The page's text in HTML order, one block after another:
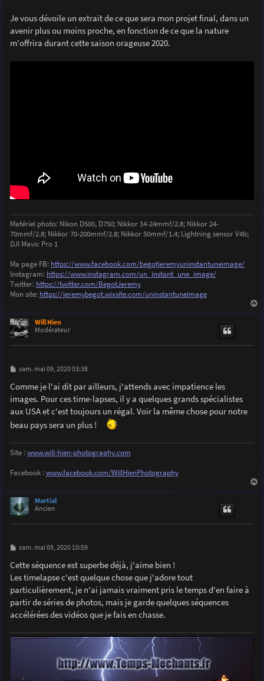
Je vous dévoile un extrait de ce que sera mon projet final, dans un
avenir plus ou moins proche, en fonction de ce que la nature
m'offrira durant cette saison orageuse 2020.
Matériel photo: Nikon D500, D750; Nikkor 14-24mmf/2.8; Nikkor 24-
70mmf/2.8; Nikkor 70-200mmf/2.8; Nikkor 50mmf/1.4; Lightning sensor V4b;
DJI Mavic Pro 1
Ma page FB: https://www.facebook.com/begotjeremyuninstantuneimage/
Instagram: https://www.instagram.com/un_instant_une_image/
Twitter: https://twitter.com/BegotJeremy
Mon site: https://jeremybegot.wixsite.com/uninstantuneimage
Will Hien
Modérateur
M
s
s
a
e
sam. mai 09, 2020 03:38
Comme je l'ai dit par ailleurs, j'attends avec impatience les
images. Pour ces time-lapses, il y a quelques grands spécialistes
aux USA et c'est toujours un régal. Voir la même chose pour notre
beau pays sera un plus !
Site :www.will-hien-photography.com
Facebook :www.facebook.com/WillHienPhotography
Martial
Ancien
M
s
s
a
e
sam. mai 09, 2020 10:59
Cette séquence est superbe déjà, j'aime bien !
Les timelapse c'est quelque chose que j'adore tout
particulièrement, je n'ai jamais vraiment pris le temps d'en faire à
partir de séries de photos, mais je garde quelques séquences
accélérées des vidéos que je fais en chasse.